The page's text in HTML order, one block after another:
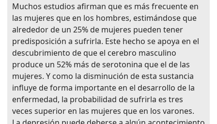
Muchos estudios afirman que es más frecuente en
las mujeres que en los hombres, estimándose que
alrededor de un 25% de mujeres pueden tener
predisposición a sufrirla. Este hecho se apoya en el
descubrimiento de que el cerebro masculino
produce un 52% más de serotonina que el de las
mujeres. Y como la disminución de esta sustancia
influye de forma importante en el desarrollo de la
enfermedad, la probabilidad de sufrirla es tres
veces superior en las mujeres que en los varones.